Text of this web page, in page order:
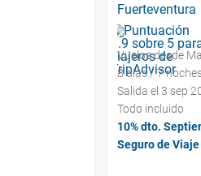
Fuerteventura
Vuelos desde
8 días / 7
Salida el 3 sep
Todo incluido
10% dto.
Seguro de